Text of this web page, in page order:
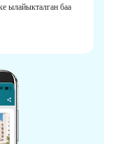
ылайыкталган баа